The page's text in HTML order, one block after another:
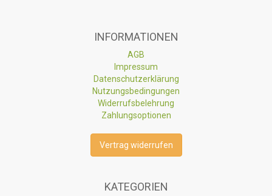
INFORMATIONEN
AGB
Impressum
Datenschutzerklärung
Nutzungsbedingungen
Widerrufsbelehrung
Zahlungsoptionen
Vertrag widerrufen
KATEGORIEN